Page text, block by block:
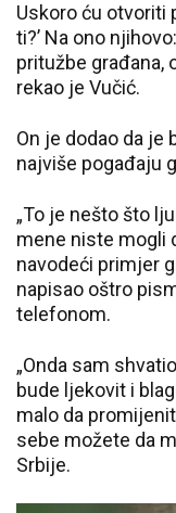
Uskoro ću otvoriti
ti?’ Na ono
pritužbe građana,
rekao je Vučić.
On je dodao da je
najviše pogađaju
„To je nešto što
mene niste mogli
navodeći primjer
napisao oštro
telefonom.
„Onda sam
bude ljekovit i
malo da
sebe možete da
Srbije.